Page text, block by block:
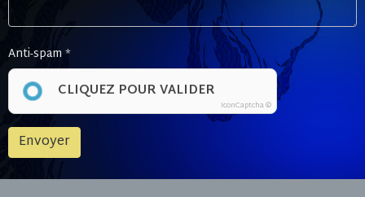
Anti-spam
CLIQUEZ POUR VALIDER
IconCaptcha ©
Envoyer